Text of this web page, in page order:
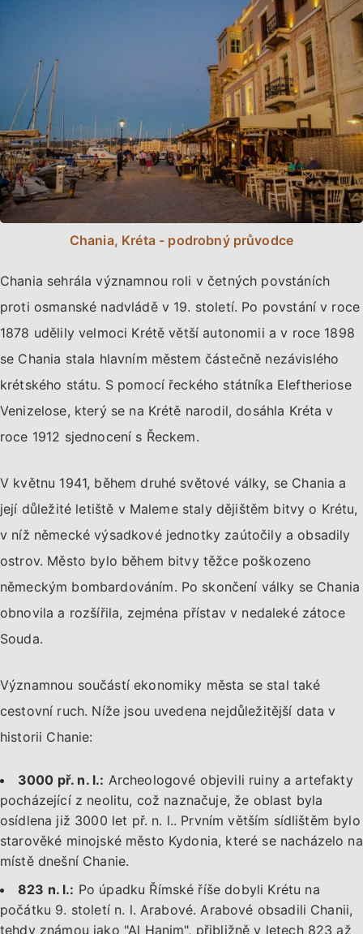
Chania, Kréta - podrobný průvodce
Chania sehrála významnou roli v četných povstáních
proti osmanské nadvládě v 19. století. Po povstání v roce
1878 udělily velmoci Krétě větší autonomii a v roce 1898
se Chania stala hlavním městem částečně nezávislého
krétského státu. S pomocí řeckého státníka Eleftheriose
Venizelose, který se na Krétě narodil, dosáhla Kréta v
roce 1912 sjednocení s Řeckem.
V květnu 1941, během druhé světové války, se Chania a
její důležité letiště v Maleme staly dějištěm bitvy o Krétu,
v níž německé výsadkové jednotky zaútočily a obsadily
ostrov. Město bylo během bitvy těžce poškozeno
německým bombardováním. Po skončení války se Chania
obnovila a rozšířila, zejména přístav v nedaleké zátoce
Souda.
Významnou součástí ekonomiky města se stal také
cestovní ruch. Níže jsou uvedena nejdůležitější data v
historii Chanie:
3000 př. n. l.: Archeologové objevili ruiny a artefakty
pocházející z neolitu, což naznačuje, že oblast byla
osídlena již 3000 let př. n. l.. Prvním větším sídlištěm bylo
starověké minojské město Kydonia, které se nacházelo na
místě dnešní Chanie.
823 n. l.: Po úpadku Římské říše dobyli Krétu na
počátku 9. století n. l. Arabové. Arabové obsadili Chanii,
tehdy známou jako "Al Hanim", přibližně v letech 823 až